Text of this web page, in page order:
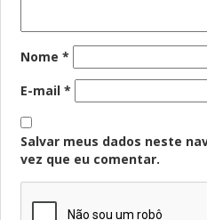
Nome *
E-mail *
Salvar meus dados neste
vez que eu comentar.